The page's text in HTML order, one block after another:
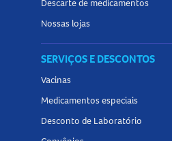
Descarte de medicamentos
Nossas lojas
SERVIÇOS E DESCONTOS
Vacinas
Medicamentos especiais
Desconto de Laboratório